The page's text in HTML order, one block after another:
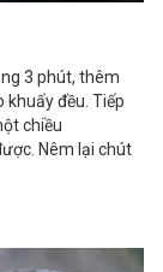
3 phút, thêm
đều. Tiếp
chiều
Nêm lại chút